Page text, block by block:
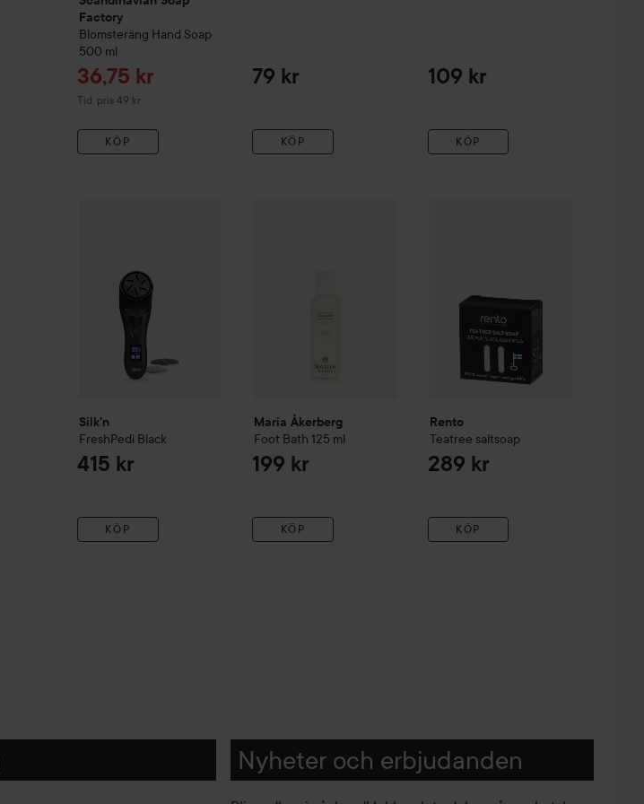
Factory
Blomsteräng Hand Soap
500 ml
Reapris
36,75 kr
Tid. pris 49 kr
Tidigare pris 49 kr
KÖP
79 kr
KÖP
109 kr
KÖP
Silk'n
FreshPedi Black
415 kr
KÖP
Maria Åkerberg
Foot Bath 125 ml
199 kr
KÖP
Rento
Teatree saltsoap
289 kr
KÖP
Nyheter och erbjudanden